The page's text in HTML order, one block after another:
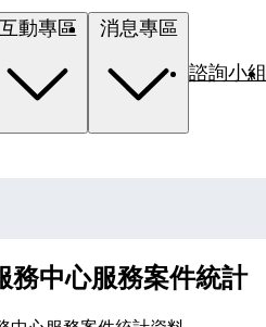
諮詢小組
務中心服務案件統計